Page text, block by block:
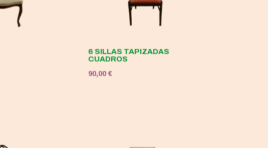
6 SILLAS TAPIZADAS
CUADROS
90,00€